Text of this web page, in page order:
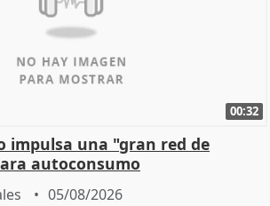
00:32
impulsa una "gran red de
autoconsumo
05/08/2026